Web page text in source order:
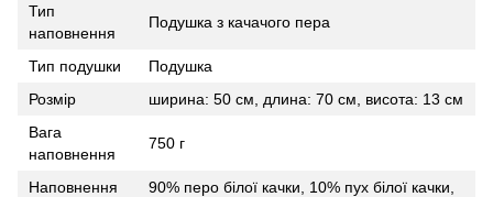
Тип
наповнення
Подушка з качачого пера
Тип подушки
Подушка
Розмір
ширина: 50 см, длина: 70 см, висота: 13 см
Вага
наповнення
750 г
Наповнення
90% перо білої качки, 10% пух білої качки,